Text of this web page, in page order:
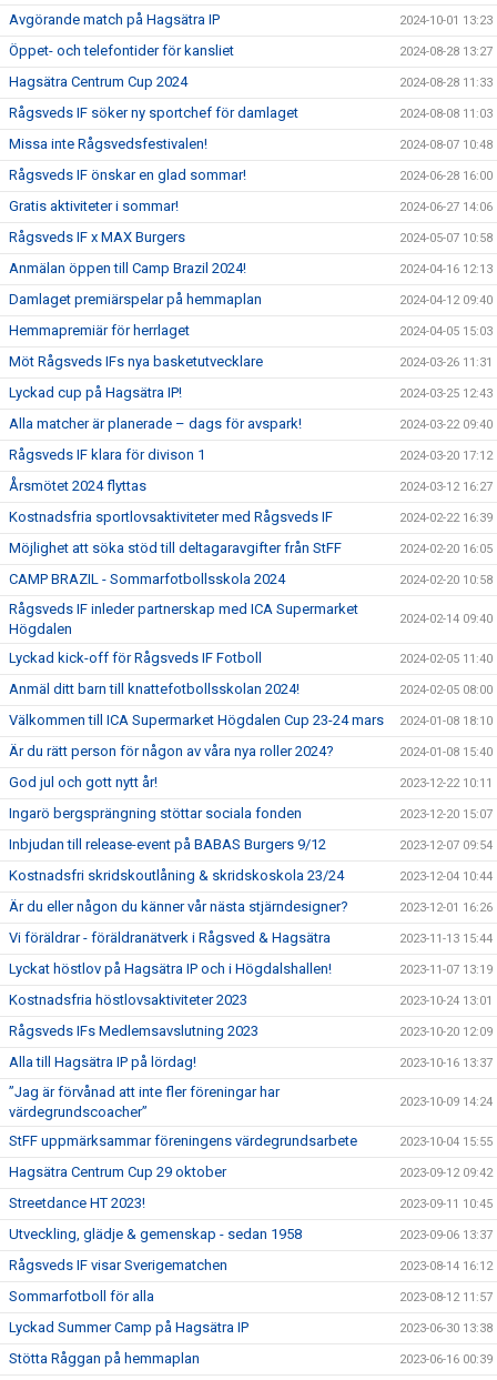
Avgörande match på Hagsätra IP 2024-10-01 13:23
Öppet- och telefontider för kansliet 2024-08-28 13:27
Hagsätra Centrum Cup 2024 2024-08-28 11:33
Rågsveds IF söker ny sportchef för damlaget 2024-08-08 11:03
Missa inte Rågsvedsfestivalen! 2024-08-07 10:48
Rågsveds IF önskar en glad sommar! 2024-06-28 16:00
Gratis aktiviteter i sommar! 2024-06-27 14:06
Rågsveds IF x MAX Burgers 2024-05-07 10:58
Anmälan öppen till Camp Brazil 2024! 2024-04-16 12:13
Damlaget premiärspelar på hemmaplan 2024-04-12 09:40
Hemmapremiär för herrlaget 2024-04-05 15:03
Möt Rågsveds IFs nya basketutvecklare 2024-03-26 11:31
Lyckad cup på Hagsätra IP! 2024-03-25 12:43
Alla matcher är planerade – dags för avspark! 2024-03-22 09:40
Rågsveds IF klara för divison 1 2024-03-20 17:12
Årsmötet 2024 flyttas 2024-03-12 16:27
Kostnadsfria sportlovsaktiviteter med Rågsveds IF 2024-02-22 16:39
Möjlighet att söka stöd till deltagaravgifter från StFF 2024-02-20 16:05
CAMP BRAZIL - Sommarfotbollsskola 2024 2024-02-20 10:58
Rågsveds IF inleder partnerskap med ICA Supermarket
Högdalen
2024-02-14 09:40
Lyckad kick-off för Rågsveds IF Fotboll 2024-02-05 11:40
Anmäl ditt barn till knattefotbollsskolan 2024! 2024-02-05 08:00
Välkommen till ICA Supermarket Högdalen Cup 23-24 mars 2024-01-08 18:10
Är du rätt person för någon av våra nya roller 2024? 2024-01-08 15:40
God jul och gott nytt år! 2023-12-22 10:11
Ingarö bergsprängning stöttar sociala fonden 2023-12-20 15:07
Inbjudan till release-event på BABAS Burgers 9/12 2023-12-07 09:54
Kostnadsfri skridskoutlåning & skridskoskola 23/24 2023-12-04 10:44
Är du eller någon du känner vår nästa stjärndesigner? 2023-12-01 16:26
Vi föräldrar - föräldranätverk i Rågsved & Hagsätra 2023-11-13 15:44
Lyckat höstlov på Hagsätra IP och i Högdalshallen! 2023-11-07 13:19
Kostnadsfria höstlovsaktiviteter 2023 2023-10-24 13:01
Rågsveds IFs Medlemsavslutning 2023 2023-10-20 12:09
Alla till Hagsätra IP på lördag! 2023-10-16 13:37
”Jag är förvånad att inte fler föreningar har
värdegrundscoacher”
2023-10-09 14:24
StFF uppmärksammar föreningens värdegrundsarbete 2023-10-04 15:55
Hagsätra Centrum Cup 29 oktober 2023-09-12 09:42
Streetdance HT 2023! 2023-09-11 10:45
Utveckling, glädje & gemenskap - sedan 1958 2023-09-06 13:37
Rågsveds IF visar Sverigematchen 2023-08-14 16:12
Sommarfotboll för alla 2023-08-12 11:57
Lyckad Summer Camp på Hagsätra IP 2023-06-30 13:38
Stötta Råggan på hemmaplan 2023-06-16 00:39